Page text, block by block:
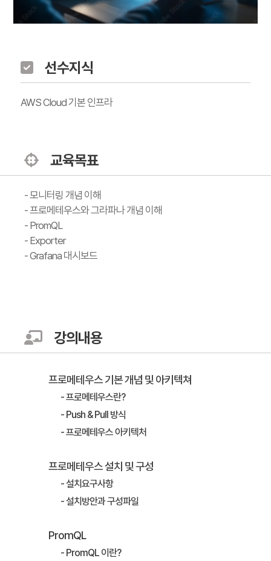
선수지식
AWS Cloud 기본 인프라
교육목표
- 모니터링 개념 이해
- 프로메테우스와 그라파나 개념 이해
- PromQL
- Exporter
- Grafana 대시보드
강의내용
프로메테우스 기본 개념 및 아키텍쳐
- 프로메테우스란?
- Push & Pull 방식
- 프로메테우스 아키텍처
프로메테우스 설치 및 구성
- 설치요구사항
- 설치방안과 구성파일
PromQL
- PromQL 이란?